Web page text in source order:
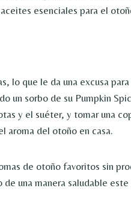
esenciales para el
lo que le da una excusa
un sorbo de su Pumpkin
y el suéter, y tomar una
aroma del otoño en casa.
de otoño favoritos sin
una manera saludable